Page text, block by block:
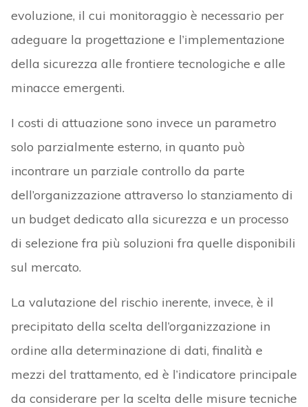
evoluzione, il cui monitoraggio è necessario per
adeguare la progettazione e l’implementazione
della sicurezza alle frontiere tecnologiche e alle
minacce emergenti.
I costi di attuazione sono invece un parametro
solo parzialmente esterno, in quanto può
incontrare un parziale controllo da parte
dell’organizzazione attraverso lo stanziamento di
un budget dedicato alla sicurezza e un processo
di selezione fra più soluzioni fra quelle disponibili
sul mercato.
La valutazione del rischio inerente, invece, è il
precipitato della scelta dell’organizzazione in
ordine alla determinazione di dati, finalità e
mezzi del trattamento, ed è l’indicatore principale
da considerare per la scelta delle misure tecniche